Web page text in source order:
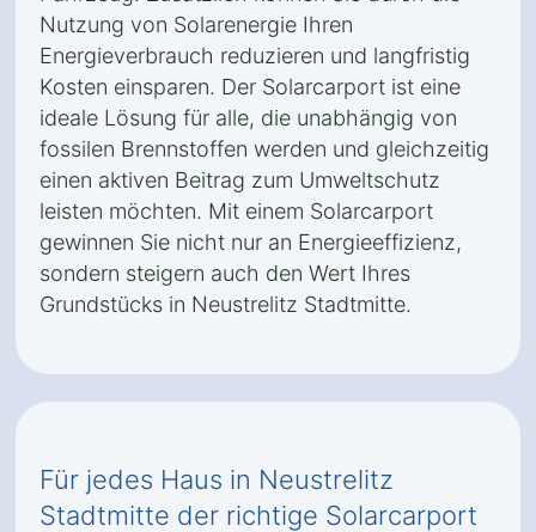
Nutzung von Solarenergie Ihren
Energieverbrauch reduzieren und langfristig
Kosten einsparen. Der Solarcarport ist eine
ideale Lösung für alle, die unabhängig von
fossilen Brennstoffen werden und gleichzeitig
einen aktiven Beitrag zum Umweltschutz
leisten möchten. Mit einem Solarcarport
gewinnen Sie nicht nur an Energieeffizienz,
sondern steigern auch den Wert Ihres
Grundstücks in Neustrelitz Stadtmitte.
Für jedes Haus in Neustrelitz
Stadtmitte der richtige Solarcarport